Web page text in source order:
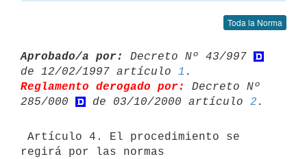
Toda la Norma
Aprobado/a por:
Decreto Nº 43/997
de 12/02/1997 artículo 1
Reglamento derogado por:
Decreto Nº
285/000
de 03/10/2000 artículo 2
regirá por las normas